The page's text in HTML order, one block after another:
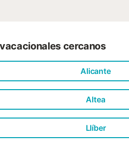
cercanos
Alicante
Altea
Llíber